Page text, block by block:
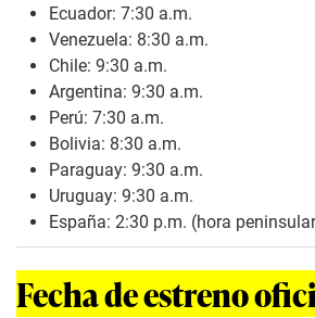
Ecuador: 7:30 a.m.
Venezuela: 8:30 a.m.
Chile: 9:30 a.m.
Argentina: 9:30 a.m.
Perú: 7:30 a.m.
Bolivia: 8:30 a.m.
Paraguay: 9:30 a.m.
Uruguay: 9:30 a.m.
España: 2:30 p.m. (hora
Fecha de estreno